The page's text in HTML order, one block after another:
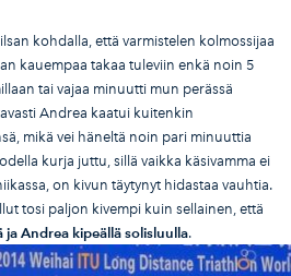
kohdalla, että varmistelen kolmossijaa
kauempaa takaa tuleviin enkä noin 5
tai vajaa minuutti mun perässä
Andrea kaatui kuitenkin
mikä vei häneltä noin pari minuuttia
kurja juttu, sillä vaikka käsivamma ei
on kivun täytynyt hidastaa vauhtia.
tosi paljon kivempi kuin sellainen, että
ja Andrea kipeäll ä solisluulla.